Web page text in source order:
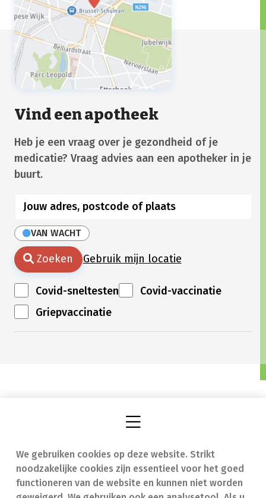
We gebruiken cookies op deze website. Strikt
noodzakelijke cookies zijn essentieel voor het goed
functioneren van de website en kunnen niet worden
Vind een apotheek
Heb je een vraag over je gezondheid of je
medicatie? Vraag advies aan een apotheker in je
buurt.
VAN WACHT
Zoeken Gebruik mijn locatie
Covid-sneltesten
Covid-vaccinatie
Griepvaccinatie
Vind een apotheek
Onze expertise
In geval van nood
Contact